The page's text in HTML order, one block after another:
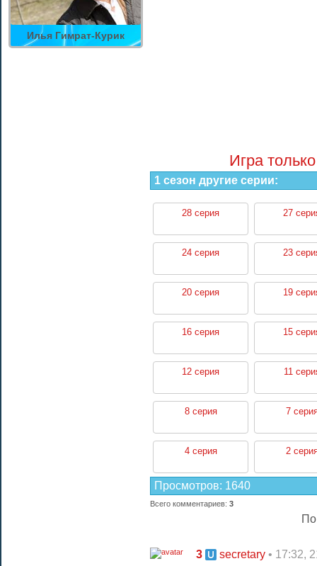
Илья Гимрат-Курик
Игра
1 сезон другие серии:
28 серия 27
24 серия 23
20 серия 19
16 серия 15
12 серия 11
8 серия 7
4 серия 2
Просмотров: 1640
Всего комментариев: 3
3 secretary • 17:32,